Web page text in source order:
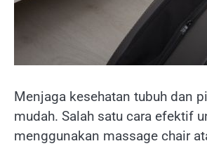
Menjaga kesehatan tubuh dan
mudah. Salah satu cara efektif
menggunakan massage chair